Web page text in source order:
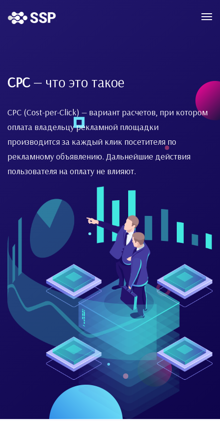
CPC— что это такое
CPC (Cost-per-Click) — вариант расчетов, при котором
оплата владельцу рекламной площадки
производится за каждый клик посетителя по
рекламному объявлению. Дальнейшие действия
пользователя на оплату не влияют.